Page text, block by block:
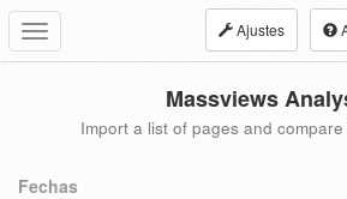
Toggle
navigation
Ajustes
Massviews
Import a list of pages and
Fechas